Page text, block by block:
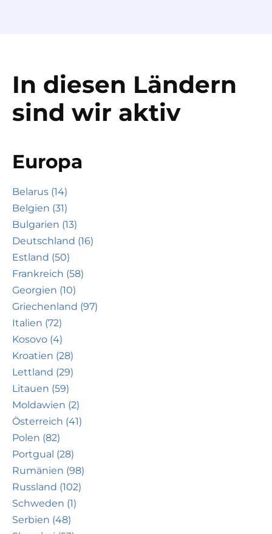
In diesen Ländern
sind wir aktiv
Europa
Belarus (14)
Belgien (31)
Bulgarien (13)
Deutschland (16)
Estland (50)
Frankreich (58)
Georgien (10)
Griechenland (97)
Italien (72)
Kosovo (4)
Kroatien (28)
Lettland (29)
Litauen (59)
Moldawien (2)
Österreich (41)
Polen (82)
Portgual (28)
Rumänien (98)
Russland (102)
Schweden (1)
Serbien (48)